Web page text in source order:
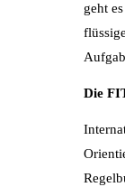
geht
Die